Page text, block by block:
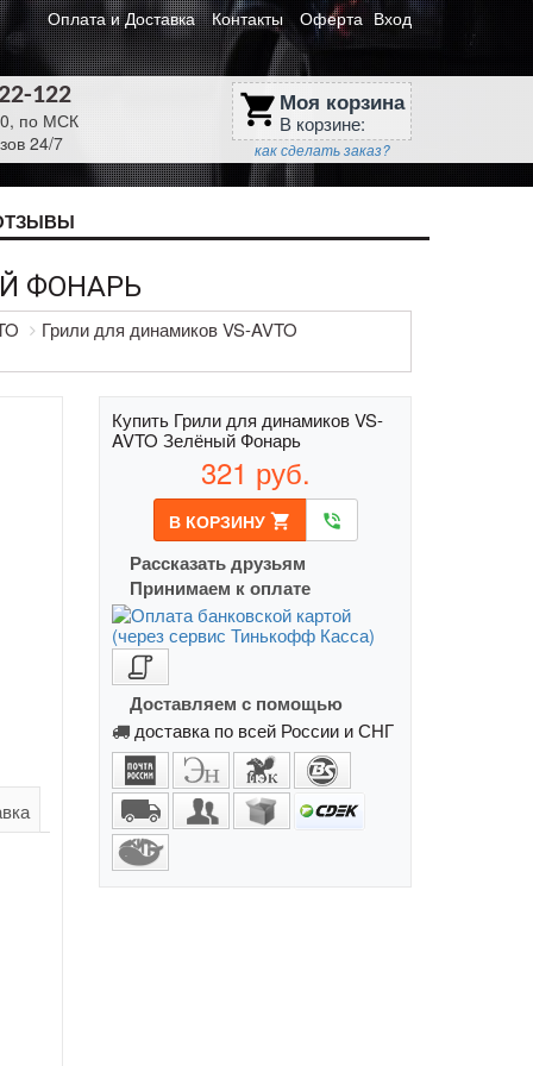
Оплата и Доставка Контакты Оферта Вход
122
по МСК
24/7
shopping_cart Моя корзина
В корзине:
как сделать заказ?
ФОНАРЬ
Грили для динамиков VS-AVTO
Купить Грили для динамиков VS-
AVTO Зелёный Фонарь
321 руб.
В КОРЗИНУ shopping_cart phone_in_talk
Рассказать друзьям
Принимаем к оплате
Доставляем с помощью
доставка по всей России и СНГ